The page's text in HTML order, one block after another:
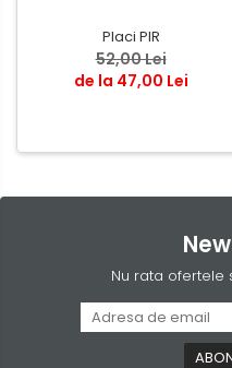
Placi PIR
52,00 Lei
de la 47,00 Lei
Nu rata ofertele